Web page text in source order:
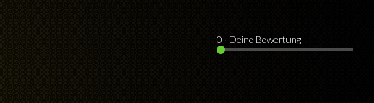
0 · Deine Bewertung